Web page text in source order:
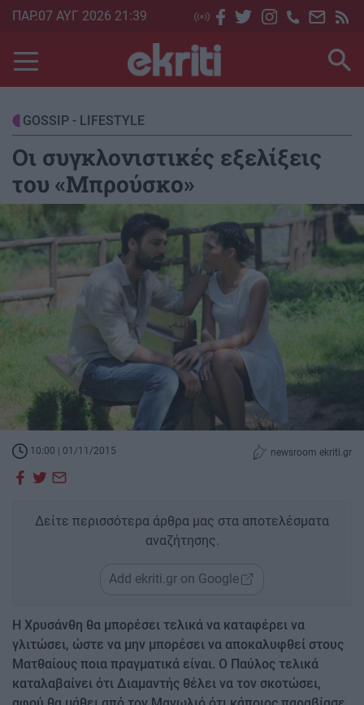
Skip
main
content
ΠΑΡ.07 ΑΥΓ 2026 21:39
GOSSIP - LIFESTYLE
Οι συγκλονιστικές εξελίξεις
του «Μπρούσκο»
10:00 | 01/11/2015 newsroom ekriti.gr
Δείτε περισσότερα άρθρα μας στα αποτελέσματα
αναζήτησης.
Add ekriti.gr on Google
Η Χρυσάνθη θα μπορέσει τελικά να καταφέρει να
γλιτώσει, ώστε να μην μπορέσει να αποκαλυφθεί στους
Ματθαίους ποια πραγματικά είναι. Ο Παύλος τελικά
καταλαβαίνει ότι Διαμαντής θέλει να τον σκοτώσει,